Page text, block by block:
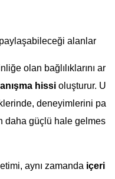
paylaşabileceği alanlar
olan bağlılıklarını ar
hissi oluşturur. U
deneyimlerini pa
daha güçlü hale gelmes
aynı zamanda içeri